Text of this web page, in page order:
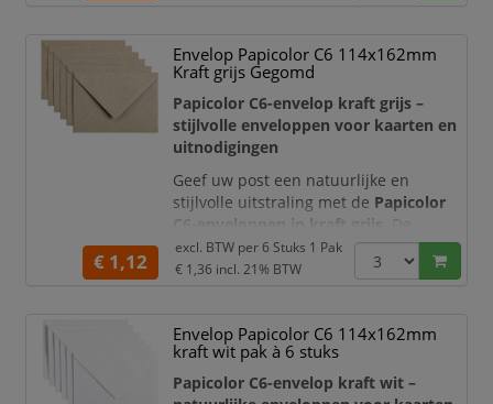
enveloppen zijn geschikt voor
feestelijke gelegenheden, persoonlijke
correspondentie, zakelijke
uitnodigingen en c
Envelop Papicolor C6 114x162mm
Kraft grijs Gegomd
Papicolor C6-envelop kraft grijs –
stijlvolle enveloppen voor kaarten en
uitnodigingen
Geef uw post een natuurlijke en
stijlvolle uitstraling met de Papicolor
C6-enveloppen in kraft grijs
. De
karakteristieke kraftstructuur en
rustige grijze kleur maken deze
uitnodigingen, zakelijke
correspondentie en creatieve
projecten.
€ 1,12
excl. BTW per6 Stuks 1 Pak
€ 1,36 incl. 21% BTW
Envelop Papicolor C6 114x162mm
kraft wit pak à 6 stuks
Papicolor C6-envelop kraft wit –